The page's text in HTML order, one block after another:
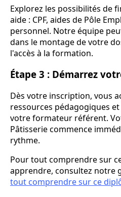
Explorez les possibilités de
aide : CPF, aides de Pôle
personnel. Notre équipe
dans le montage de votre
l'accès à la formation.
Étape 3 : Démarrez
Dès votre inscription, vous
ressources pédagogiques
votre formateur référent.
Pâtisserie commence
rythme.
Pour tout comprendre sur
apprendre, consultez notre
tout comprendre sur ce